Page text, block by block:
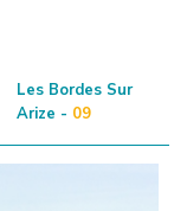
Les Bordes Sur
Arize - 09